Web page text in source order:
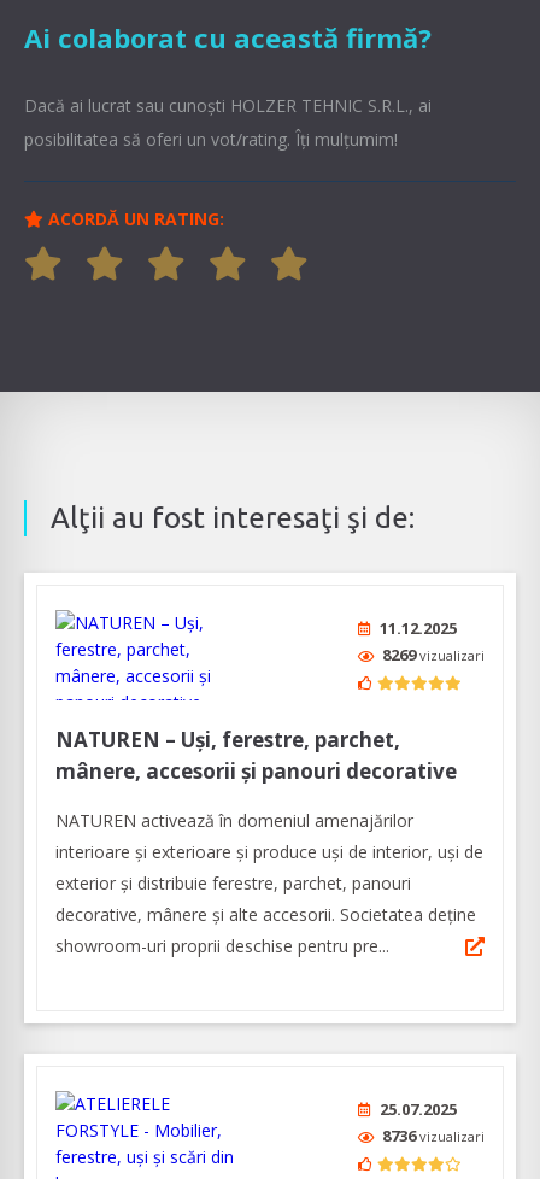
Ai colaborat cu această firmă?
Dacă ai lucrat sau cunoşti HOLZER TEHNIC S.R.L., ai
posibilitatea să oferi un vot/rating. Îți mulțumim!
ACORDĂ UN RATING:
Alţii au fost interesaţi şi de:
11.12.2025
8269vizualizari
NATUREN – Uși, ferestre, parchet,
mânere, accesorii și panouri decorative
NATUREN activează în domeniul amenajărilor
interioare şi exterioare şi produce uși de interior, uși de
exterior și distribuie ferestre, parchet, panouri
decorative, mânere și alte accesorii. Societatea deține
showroom-uri proprii deschise pentru pre...
25.07.2025
8736vizualizari